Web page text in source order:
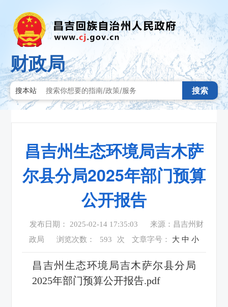
财政局
搜本站 搜索
昌吉州生态环境局吉木萨
尔县分局2025年部门预算
公开报告
发布日期： 2025-02-14 17:35:03
来源：昌吉州财
政局
浏览次数： 593 次 文章字号： 大 中 小
昌吉州生态环境局吉木萨尔县分局
2025年部门预算公开报告.pdf